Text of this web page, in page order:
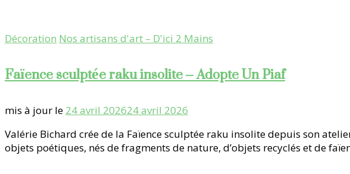
Décoration Nos artisans d'art – D'ici 2 Mains
Faïence sculptée raku insolite – Adopte Un Piaf
mis à jour le 24 avril 202624 avril 2026
Valérie Bichard crée de la Faïence sculptée raku insolite depuis son
objets poétiques, nés de fragments de nature, d’objets recyclés et de